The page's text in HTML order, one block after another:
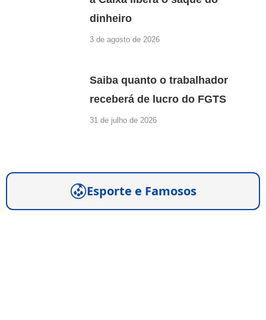
dinheiro
3 de agosto de 2026
Saiba quanto o trabalhador
receberá de lucro do FGTS
31 de julho de 2026
Esporte e Famosos